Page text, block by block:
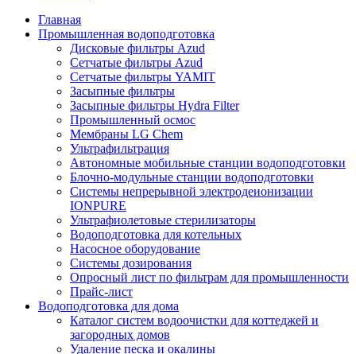
Главная
Промышленная водоподготовка
Дисковые фильтры Azud
Сетчатые фильтры Azud
Сетчатые фильтры YAMIT
Засыпные фильтры
Засыпные фильтры Hydra Filter
Промышленный осмос
Мембраны LG Chem
Ультрафильтрация
Автономные мобильные станции водоподготовки
Блочно-модульные станции водоподготовки
Системы непрерывной электродеионизации
IONPURE
Ультрафиолетовые стерилизаторы
Водоподготовка для котельных
Насосное оборудование
Системы дозирования
Опросный лист по фильтрам для промышленности
Прайс-лист
Водоподготовка для дома
Каталог систем водоочистки для коттеджей и
загородных домов
Удаление песка и окалины